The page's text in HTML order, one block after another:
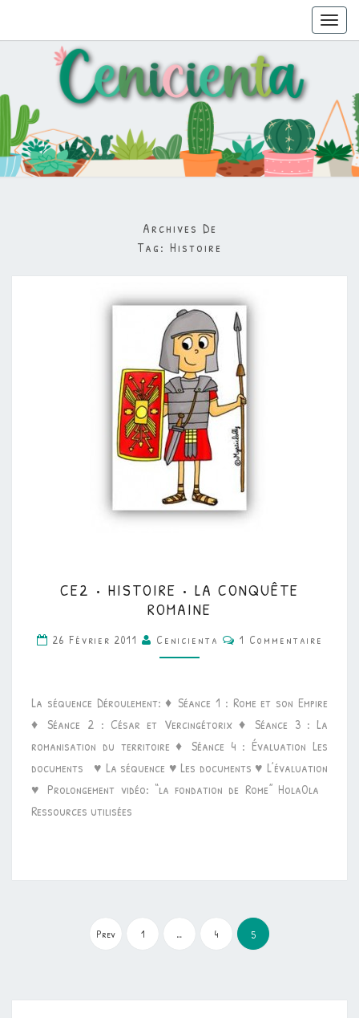
Archives De
Tag: Histoire
•
HISTOIRE
•
LA
ROMAINE
CE2 • HISTOIRE • LA CONQUÊTE
ROMAINE
26 Février 2011 Cenicienta Commentaires
1 Commentaire
La séquence Déroulement: ♦ Séance 1 : Rome et son Empire
♦ Séance 2 : César et Vercingétorix ♦ Séance 3 : La
romanisation du territoire ♦ Séance 4 : Évaluation Les
documents ♥ La séquence ♥ Les documents ♥ L’évaluation
♥ Prolongement vidéo: “la fondation de Rome” HolaOla
Ressources utilisées
des
publications
Prev 1 … 4 5